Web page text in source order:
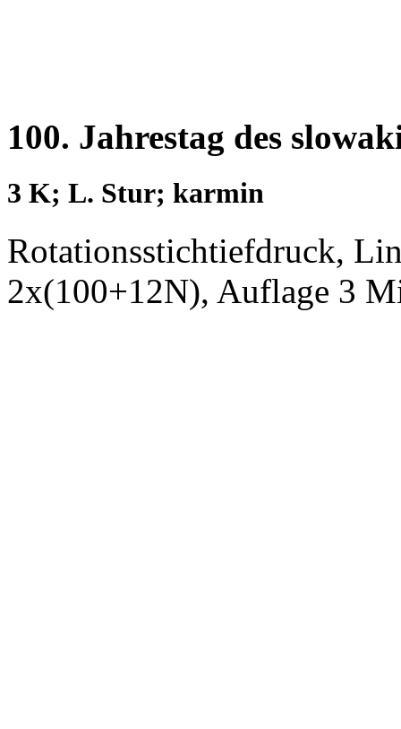
100. Jahrestag des
3 K; L. Stur; karmin
Rotationsstichtiefdruck,
2x(100+12N), Auflage 3